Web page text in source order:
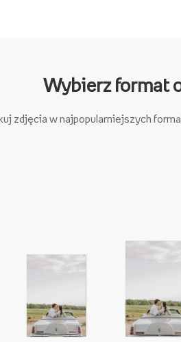
Wybierz format
zdjęcia w najpopularniejszych